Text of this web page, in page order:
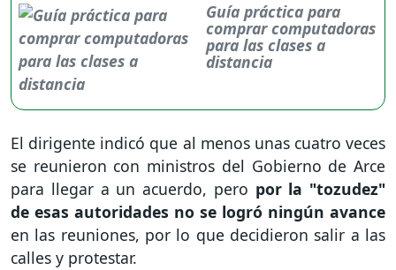
Guía práctica para
comprar computadoras
para las clases a
distancia
El dirigente indicó que al menos unas cuatro veces
se reunieron con ministros del Gobierno de Arce
para llegar a un acuerdo, pero por la "tozudez"
de esas autoridades no se logró ningún avance
en las reuniones, por lo que decidieron salir a las
calles y protestar.